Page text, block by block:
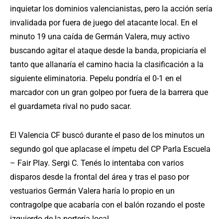
inquietar los dominios valencianistas, pero la acción sería
invalidada por fuera de juego del atacante local. En el
minuto 19 una caída de Germán Valera, muy activo
buscando agitar el ataque desde la banda, propiciaría el
tanto que allanaría el camino hacia la clasificación a la
siguiente eliminatoria. Pepelu pondría el 0-1 en el
marcador con un gran golpeo por fuera de la barrera que
el guardameta rival no pudo sacar.
El Valencia CF buscó durante el paso de los minutos un
segundo gol que aplacase el ímpetu del CP Parla Escuela
– Fair Play. Sergi C. Tenés lo intentaba con varios
disparos desde la frontal del área y tras el paso por
vestuarios Germán Valera haría lo propio en un
contragolpe que acabaría con el balón rozando el poste